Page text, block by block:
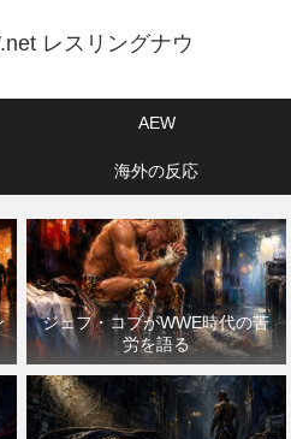
レスリングナウ
AEW
海外の反応
ジェフ・コブがWWE時代の苦
労を語る